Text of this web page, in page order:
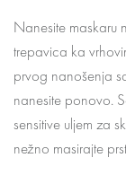
Nanesite maskaru
trepavica ka
prvog nanošenja
nanesite ponovo.
sensitive uljem za
nežno masirajte